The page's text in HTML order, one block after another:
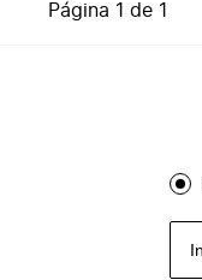
Página 1 de 1